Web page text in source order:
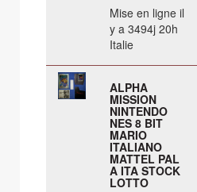
Mise en ligne il
y a 3494j 20h
Italie
ALPHA
MISSION
NINTENDO
NES 8 BIT
MARIO
ITALIANO
MATTEL PAL
A ITA STOCK
LOTTO